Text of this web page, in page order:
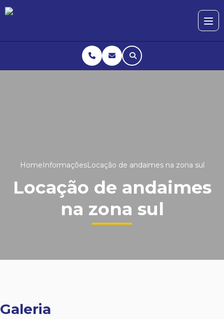
HomeInformaçõesLocação de andaimes na zona sul
Locação de andaimes
na zona sul
Galeria